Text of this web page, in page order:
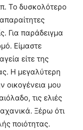
Το δυσκολότερο
Για παράδειγμα
Είμαστε
είτε της
Η μεγαλύτερη
οικογένεια μου
τις ελιές
Ξέρω ότι
ποιότητας.